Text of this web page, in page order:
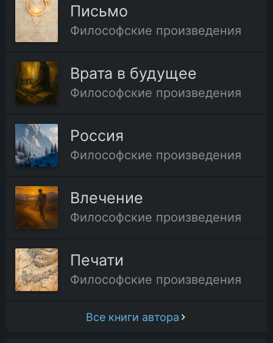
Письмо
Философские произведения
Врата в будущее
Философские произведения
Россия
Философские произведения
Влечение
Философские произведения
Печати
Философские произведения
Все книги автора